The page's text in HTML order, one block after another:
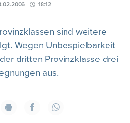
18:12
sind weitere
Wegen Unbespielbarkeit
dritten Provinzklasse drei
aus.